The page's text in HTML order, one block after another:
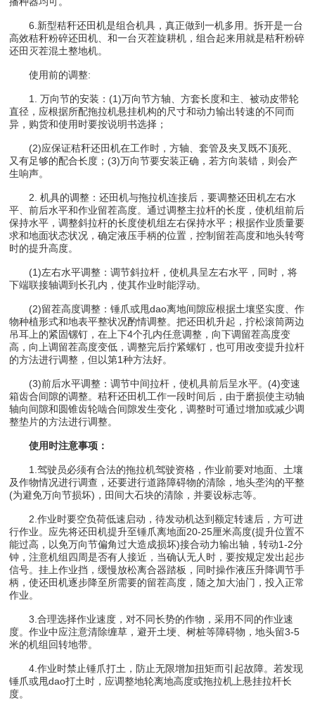
6.新型秸秆还田机是组合机具，真正做到一机多用。拆开是一台
高效秸秆粉碎还田机、和一台灭茬旋耕机，组合起来用就是秸秆粉碎
还田灭茬混土整地机。
使用前的调整:
1. 万向节的安装：(1)万向节方轴、方套长度和主、被动皮带轮
直径，应根据所配拖拉机悬挂机构的尺寸和动力输出转速的不同而
异，购货和使用时要按说明书选择；
(2)应保证秸秆还田机在工作时，方轴、套管及夹叉既不顶死、
又有足够的配合长度；(3)万向节要安装正确，若方向装错，则会产
生响声。
2. 机具的调整：还田机与拖拉机连接后，要调整还田机左右水
平、前后水平和作业留茬高度。通过调整主拉杆的长度，使机组前后
保持水平，调整斜拉杆的长度使机组左右保持水平；根据作业质量要
求和地面状态状况，确定液压手柄的位置，控制留茬高度和地头转弯
时的提升高度。
(1)左右水平调整：调节斜拉杆，使机具呈左右水平，同时，将
下端联接轴调到长孔内，使其作业时能浮动。
(2)留茬高度调整：锤爪或甩dao离地间隙应根据土壤坚实度、作
物种植形式和地表平整状况酌情调整。把还田机升起，拧松滚筒两边
吊耳上的紧固镙钉，在上下4个孔内任意调整，向下调留茬高度变
高，向上调留茬高度变低，调整完后拧紧螺钉，也可用改变提升拉杆
的方法进行调整，但以第1种方法好。
(3)前后水平调整：调节中间拉杆，使机具前后呈水平。(4)变速
箱齿合间隙的调整。秸秆还田机工作一段时间后，由于磨损使主动轴
轴向间隙和圆锥齿轮啮合间隙发生变化，调整时可通过增加或减少调
整垫片的方法进行调整。
使用时注意事项：
1.驾驶员必须有合法的拖拉机驾驶资格，作业前要对地面、土壤
及作物情况进行调查，还要进行道路障碍物的清除，地头垄沟的平整
(为避免万向节损坏)，田间大石块的清除，并要设标志等。
2.作业时要空负荷低速启动，待发动机达到额定转速后，方可进
行作业。应先将还田机提升至锤爪离地面20-25厘米高度(提升位置不
能过高，以免万向节偏角过大造成损坏)接合动力输出轴，转动1-2分
钟，注意机组四周是否有人接近，当确认无人时，要按规定发出起步
信号。挂上作业挡，缓慢放松离合器踏板，同时操作液压升降调节手
柄，使还田机逐步降至所需要的留茬高度，随之加大油门，投入正常
作业。
3.合理选择作业速度，对不同长势的作物，采用不同的作业速
度。作业中应注意清除缠草，避开土埂、树桩等障碍物，地头留3-5
米的机组回转地带。
4.作业时禁止锤爪打土，防止无限增加扭矩而引起故障。若发现
锤爪或甩dao打土时，应调整地轮离地高度或拖拉机上悬挂拉杆长
度。